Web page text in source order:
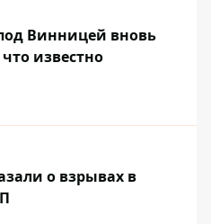
Винницей вновь
известно
о взрывах в